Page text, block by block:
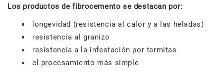
Los productos de fibrocemento se destacan por:
longevidad (resistencia al calor y a las heladas)
resistencia al granizo
resistencia a la infestación por termitas
el procesamiento más simple